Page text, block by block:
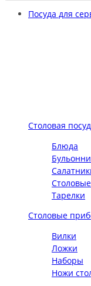
Посуда для
Столовая
Блюда
Тарелки
Столовые
Вилки
Ложки
Наборы
Ножи